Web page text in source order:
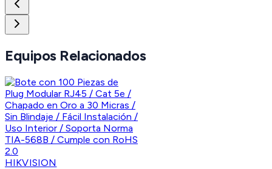
Equipos Relacionados
HIKVISION